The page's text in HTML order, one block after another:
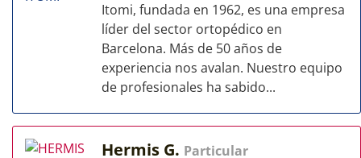
Itomi, fundada en 1962, es una empresa
líder del sector ortopédico en
Barcelona. Más de 50 años de
experiencia nos avalan. Nuestro equipo
de profesionales ha sabido...
Hermis G. Particular